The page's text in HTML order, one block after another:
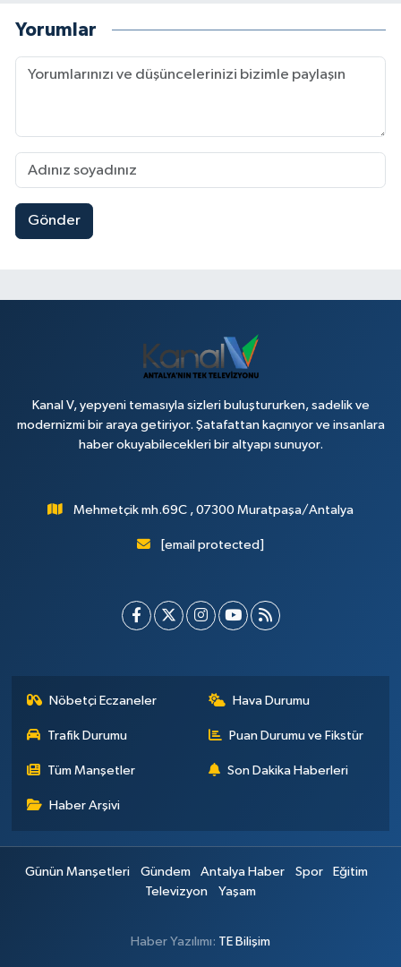
Yorumlar
Gönder
Kanal V, yepyeni temasıyla sizleri buluştururken, sadelik ve
modernizmi bir araya getiriyor. Şatafattan kaçınıyor ve insanlara
haber okuyabilecekleri bir altyapı sunuyor.
Mehmetçik mh.69C , 07300 Muratpaşa/Antalya
[email protected]
Nöbetçi Eczaneler Hava Durumu
Trafik Durumu Puan Durumu ve Fikstür
Tüm Manşetler Son Dakika Haberleri
Haber Arşivi
Günün Manşetleri Gündem Antalya Haber Spor
Eğitim
Televizyon
Yaşam
Haber Yazılımı: TE Bilişim